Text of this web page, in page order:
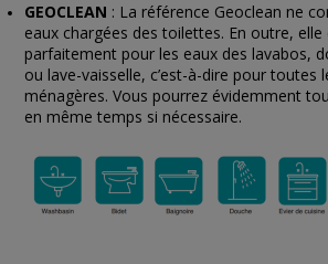
GEOCLEAN : La référence Geoclean ne
eaux chargées des toilettes. En outre,
parfaitement pour les eaux des lavabos,
ou lave-vaisselle, c’est-à-dire pour toutes
ménagères. Vous pourrez évidemment
en même temps si nécessaire.